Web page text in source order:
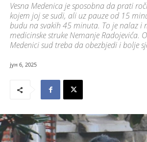
Vesna Medenica je sposobna da prati
kojem joj se sudi, ali uz pauze od 15
budu na svakih 45 minuta. To je nalaz i
medicinske struke Nemanje Radojevića.
Medenici sud treba da obezbjedi i bolje
јун 6, 2025